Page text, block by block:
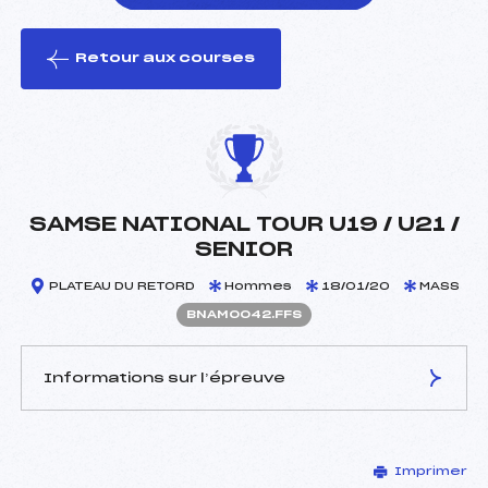
le ski
Retour aux courses
SAMSE NATIONAL TOUR U19 / U21 /
SENIOR
PLATEAU DU RETORD Hommes 18/01/20 MASS
BNAM0042.FFS
Informations sur l’épreuve
WOIRET PATRICK (LY)
Imprimer